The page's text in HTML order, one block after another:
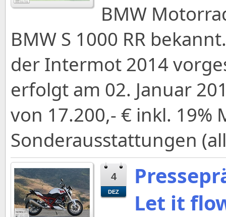
BMW
BMW S 1000 RR
der Intermot 2014
erfolgt am 02. Januar
von 17.200,- € inkl. 19%
Sonderausstattungen
4
DEZ
Let it